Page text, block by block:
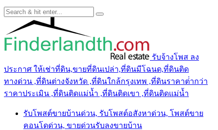
รับจ้างโพส ลง
ประกาศ ให้เช่าที่ดิน,ขายที่ดินเปล่า,ที่ดินมีโฉนด,ที่ดินติด
ทางด่วน ,ที่ดินต่างจังหวัด ,ที่ดินใกล้กรุงเทพ ,ที่ดินราคาต่ํากว่า
ราคาประเมิน ,ที่ดินติดแม่น้ำ ,ที่ดินติดเขา ,ที่ดินติดแม่น้ำ
รับโพสต์ขายบ้านด่วน, รับโพสต์อสังหาด่วน, โพสต์ขาย
คอนโดด่วน, ขายด่วนรับลงขายบ้าน